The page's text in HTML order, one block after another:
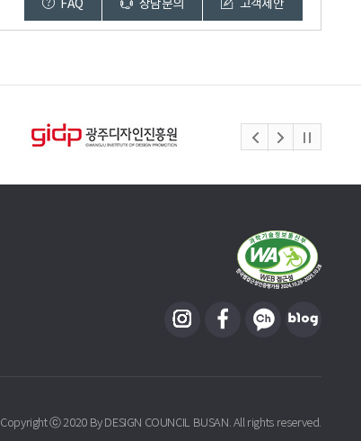
FAQ 상담문의 고객제안
Copyright ⓒ 2020 By DESIGN COUNCIL BUSAN. All rights reserved.